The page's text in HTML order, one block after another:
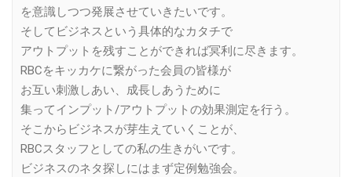
を意識しつつ発展させていきたいです。
そしてビジネスという具体的なカタチで
アウトプットを残すことができれば冥利に尽きます。
RBCをキッカケに繋がった会員の皆様が
お互い刺激しあい、成長しあうために
集ってインプット/アウトプットの効果測定を行う。
そこからビジネスが芽生えていくことが、
RBCスタッフとしての私の生きがいです。
ビジネスのネタ探しにはまず定例勉強会。